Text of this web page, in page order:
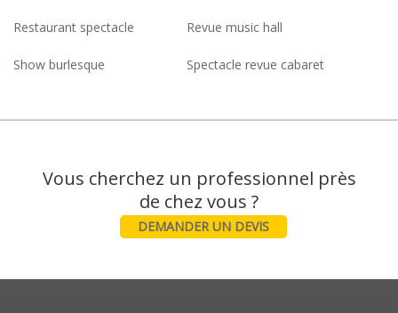
Restaurant spectacle Revue music hall
Show burlesque Spectacle revue cabaret
Vous cherchez un professionnel près
DEMANDER UN DEVIS